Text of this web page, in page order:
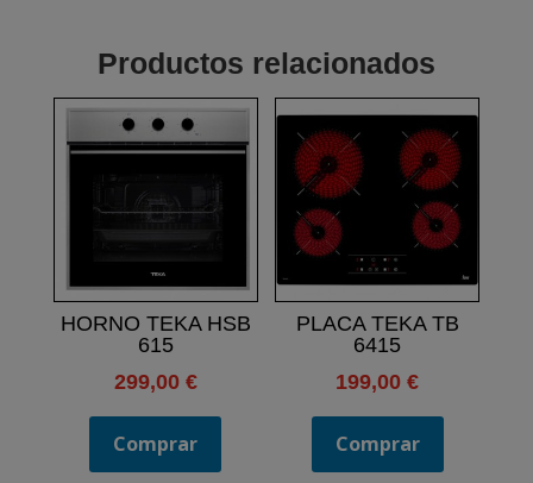
Productos relacionados
HORNO TEKA HSB
615
299,00 €
Comprar
PLACA TEKA TB
6415
199,00€
Comprar